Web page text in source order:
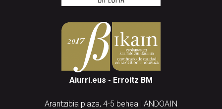
Aiurri.eus - Erroitz BM
Arantzibia plaza, 4-5 behea | ANDOAIN